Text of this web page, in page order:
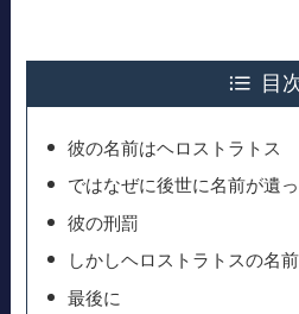
目
彼の名前はヘロストラトス
ではなぜに後世に名前が遺
彼の刑罰
しかしヘロストラトスの名
最後に